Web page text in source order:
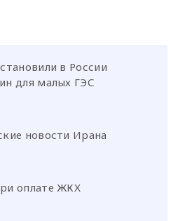
в России
для малых ГЭС
новости Ирана
оплате ЖКХ